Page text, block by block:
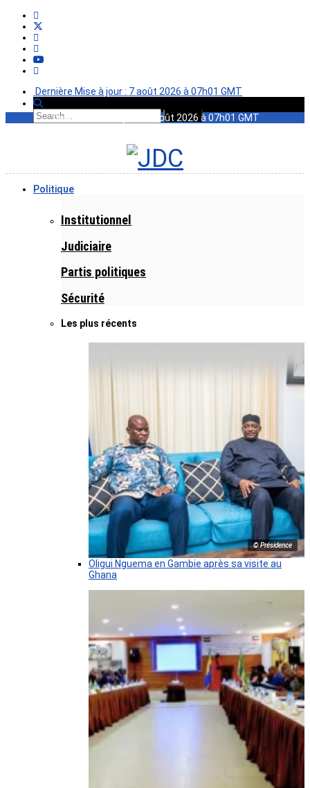
Dernière Mise à jour : 7 août 2026 à 07h01 GMT
Dernière Mise à jour : 7 août 2026 à 07h01 GMT
Politique
Institutionnel
Judiciaire
Partis politiques
Sécurité
Les plus récents
© Présidence
Oligui Nguema en Gambie après sa visite au
Ghana